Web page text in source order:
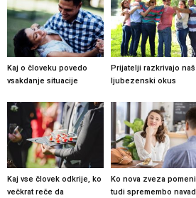
Kaj o človeku povedo
vsakdanje situacije
Prijatelji razkrivajo naš
ljubezenski okus
Kaj vse človek odkrije, ko
večkrat reče da
Ko nova zveza pomeni
tudi spremembo navad